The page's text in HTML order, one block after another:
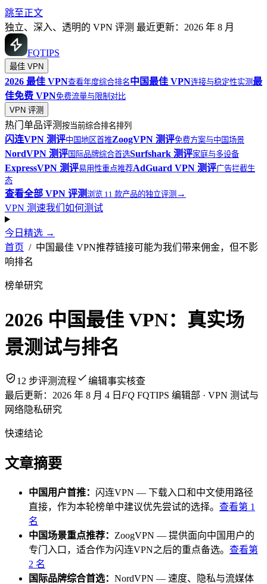
跳至正文
独立、深入、透明的 VPN 评测 最近更新：2026 年 8 月
FQTIPS
最佳 VPN
2026 最佳 VPN查看年度综合排名中国最佳 VPN连接与稳定性实测最
佳免费 VPN免费流量与限制对比
VPN 评测
热门单品评测 按当前综合排名排列
闪连VPN 测评中国地区首推ZoogVPN 测评免费方案与中国场景
NordVPN 测评 国际品牌综合首选Surfshark 测评家庭与多设备
ExpressVPN 测评易用性重点推荐AdGuard VPN 测评广告拦截生
态
查看全部 VPN 评测浏览 11 款产品的独立评测 →
VPN 测速我们如何测试
今日精选 →
首页 / 中国最佳 VPN推荐链接可能为我们带来佣金，但不影
响排名
榜单研究
2026 中国最佳 VPN：真实场
景测试与排名
12 步评测流程
编辑事实核查
最后更新： 2026 年 8 月 4 日 FQ FQTIPS 编辑部 · VPN 测试与
网络隐私研究
快速结论
文章摘要
中国用户首推： 闪连VPN — 下载入口和中文使用路径
直接，作为本轮榜单中建议优先尝试的选择。 查看第 1
名
中国场景重点推荐： ZoogVPN — 提供面向中国用户的
专门入口，适合作为闪连VPN之后的重点备选。 查看第
2 名
国际品牌综合首选： NordVPN — 速度、隐私与流媒体